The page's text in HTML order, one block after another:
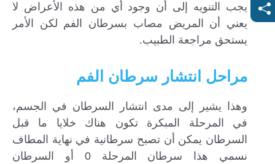
يجب التنويه إلى أن وجود أي من هذه الأعراض لا
يعني أن المريض مصاب بسرطان الفم لكن الأمر
يستحق مراجعة الطبيب.
مراحل انتشار سرطان الفم
وهذا يشير إلى مدى انتشار السرطان في الجسم،
في المرحلة المبكرة تكون هناك خلايا ما قبل
السرطان يمكن أن تصبح سرطانية في نهاية المطاف
نسمي هذا سرطان المرحلة 0 أو السرطان